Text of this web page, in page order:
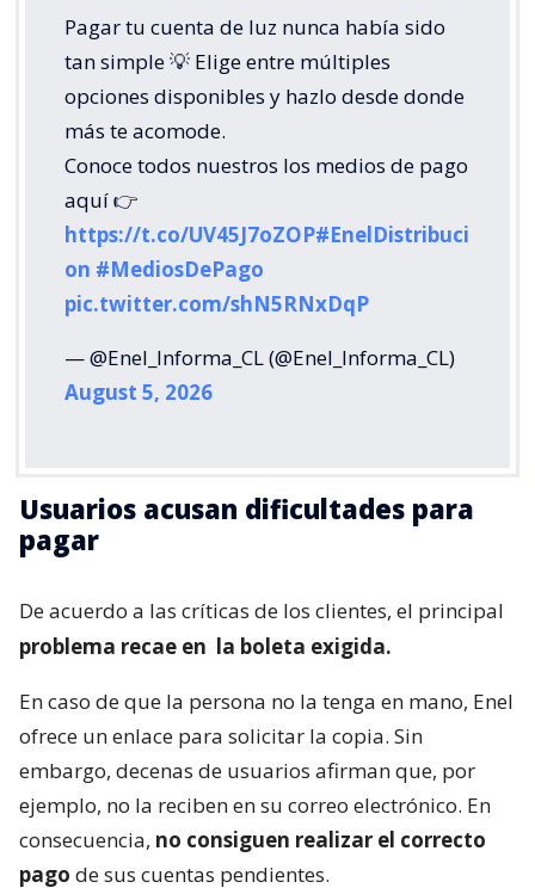
Pagar tu cuenta de luz nunca había sido
tan simple 💡 Elige entre múltiples
opciones disponibles y hazlo desde donde
más te acomode.
Conoce todos nuestros los medios de pago
aquí 👉
https://t.co/UV45J7oZOP#EnelDistribuci
on #MediosDePago
pic.twitter.com/shN5RNxDqP
— @Enel_Informa_CL (@Enel_Informa_CL)
August 5, 2026
Usuarios acusan dificultades para
pagar
De acuerdo a las críticas de los clientes, el principal
problema recae en la boleta exigida.
En caso de que la persona no la tenga en mano, Enel
ofrece un enlace para solicitar la copia. Sin
embargo, decenas de usuarios afirman que, por
ejemplo, no la reciben en su correo electrónico. En
consecuencia, no consiguen realizar el correcto
pago de sus cuentas pendientes.